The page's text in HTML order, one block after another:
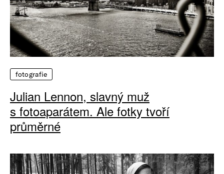
fotografie
Julian Lennon, slavný muž
s fotoaparátem. Ale fotky tvoří
průměrné